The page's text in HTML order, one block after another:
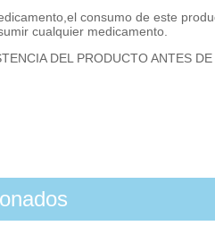
consumo de este
cualquier medicamento.
DEL PRODUCTO ANTES